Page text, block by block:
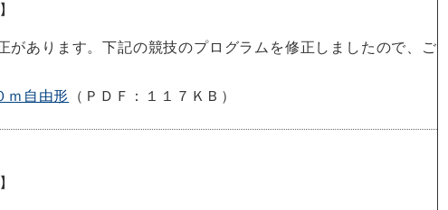
があります。下記の競技のプログラムを修正しましたので、ご
ｍ自由形 （ＰＤＦ：１１７ＫＢ）